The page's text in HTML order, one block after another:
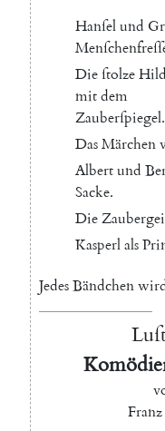
Hanſelund
Dieſtolze
mitdem
Zauberſpiegel.
DasMärchen
Albertund
Sacke.
Die
Kasperlals
JedesBändchen
Franz